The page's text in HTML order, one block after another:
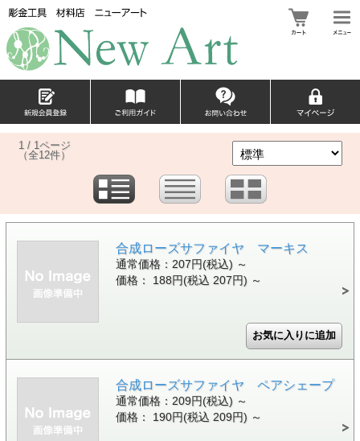
1 / 1ページ
（全12件）
合成ローズサファイヤ マーキス
通常価格：207円(税込) ～
価格： 188円(税込 207円) ～
合成ローズサファイヤ ペアシェープ
通常価格：209円(税込) ～
価格： 190円(税込 209円) ～